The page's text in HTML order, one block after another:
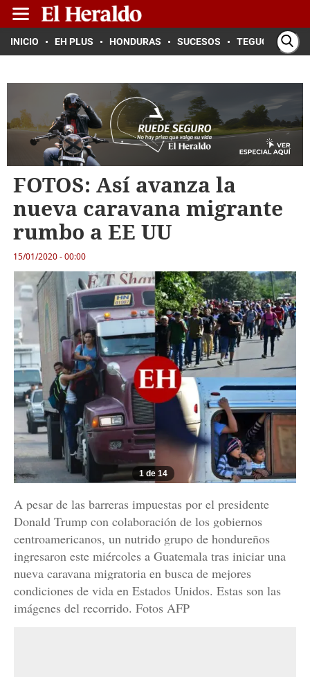
INICIO EH PLUS HONDURAS SUCESOS TEGUCIGALPA
FOTOS: Así avanza la
nueva caravana migrante
rumbo a EE UU
15/01/2020 - 00:00
1 de 14
A pesar de las barreras impuestas por el presidente
Donald Trump con colaboración de los gobiernos
centroamericanos, un nutrido grupo de hondureños
ingresaron este miércoles a Guatemala tras iniciar una
nueva caravana migratoria en busca de mejores
condiciones de vida en Estados Unidos. Estas son las
imágenes del recorrido. Fotos AFP